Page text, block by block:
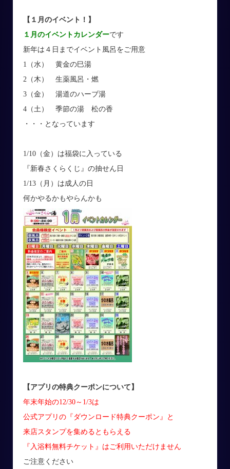
【１月のイベント！ 】
１月のイベントカレンダーです
新年は４日までイベント風呂をご用意
1（水） 黄金の巳湯
2（木） 生薬風呂・燃
3（金） 湯道のハーブ湯
4（土） 季節の湯 松の香
・・・となっています
1/10（金）は福袋に入っている
『新春さくらくじ』の抽せん日
1/13（月）は成人の日
何かやるかもやらんかも
【アプリの特典クーポンについて】
年末年始の12/30～1/3は
公式アプリの『ダウンロード特典クーポン』と
来店スタンプを集めるともらえる
『入浴料無料チケット』はご利用いただけません
ご注意ください